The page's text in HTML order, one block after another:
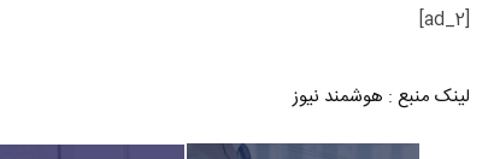
[ad_2]
لینک منبع : هوشمند نیوز